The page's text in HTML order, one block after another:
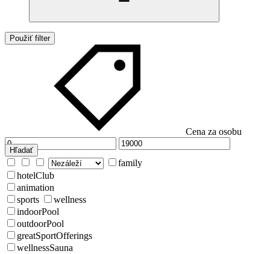
Použiť filter
Cena za osobu
Hľadať
family
hotelClub
animation
sports
wellness
indoorPool
outdoorPool
greatSportOfferings
wellnessSauna